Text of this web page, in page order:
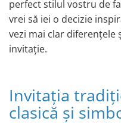
perfect stilul vostru de
vrei să iei o decizie
vezi mai clar diferențele
invitație.
Invitația
clasică și